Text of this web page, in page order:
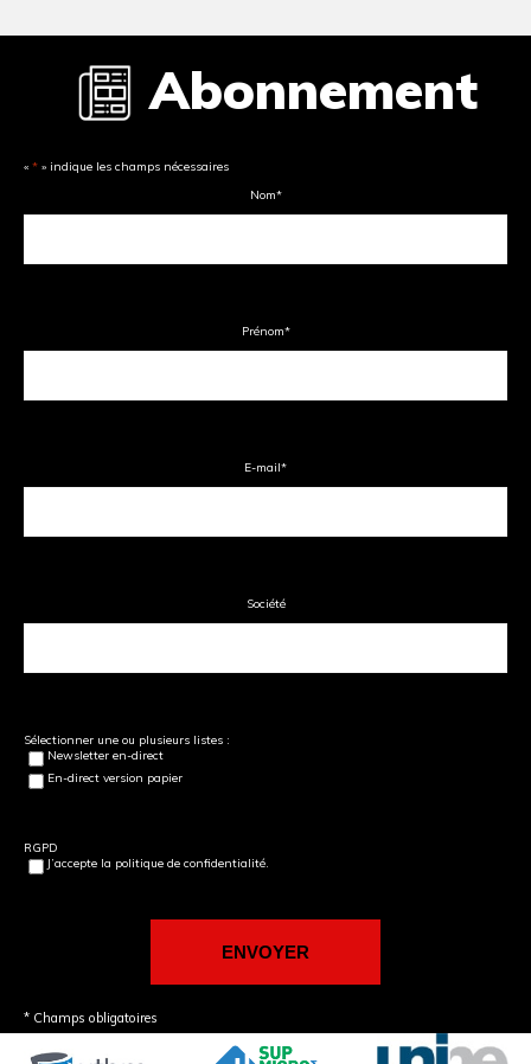
Abonnement
« * » indique les champs nécessaires
Nom*
Prénom*
E-mail*
Société
Sélectionner une ou plusieurs listes :
Newsletter en-direct
En-direct version papier
RGPD
J’accepte la politique de confidentialité.
* Champs obligatoires